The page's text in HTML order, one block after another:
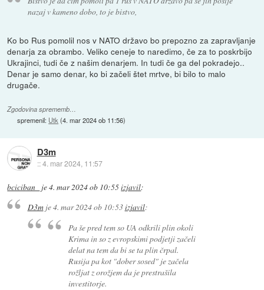
nazaj v kameno dobo, to je bistvo,
Ko bo Rus pomolil nos v NATO državo bo prepozno za zapravljanje
denarja za obrambo. Veliko ceneje to naredimo, če za to poskrbijo
Ukrajinci, tudi če z našim denarjem. In tudi če ga del pokradejo..
Denar je samo denar, ko bi začeli štet mrtve, bi bilo to malo
drugače.
Zgodovina sprememb…
spremenil: Utk (4. mar 2024 ob 11:56)
D3m
::4. mar 2024, 11:57
bciciban_ je4. mar 2024 ob 10:55izjavil:
D3mje4. mar 2024 ob 10:53izjavil:
Pa še pred tem so UA odkrili plin okoli
Krima in so z evropskimi podjetji začeli
delat na tem da bi se ta plin črpal.
Rusija pa kot "dober sosed" je začela
rožljat z orožjem da je prestrašila
investitorje.